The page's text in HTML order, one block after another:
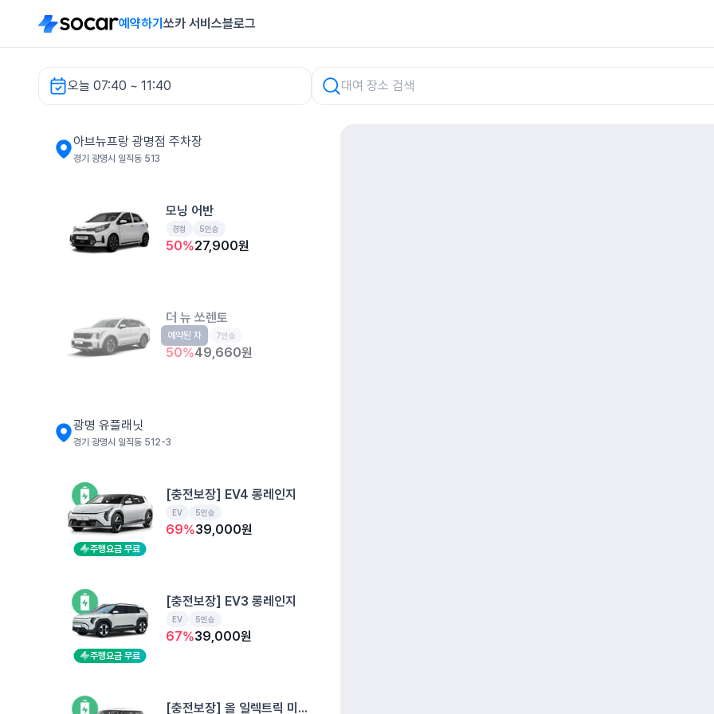
예약하기 쏘카 서비스블로그
오늘 07:40 ~ 11:40
아브뉴프랑 광명점 주차장 렌터카
아브뉴프랑 광명점 주차장
경기 광명시 일직동 513
모닝 어반
경형 5인승
50%27,900원
더 뉴 쏘렌토
중형SUV 7인승
50%49,660원
예약된 차
광명 유플래닛
경기 광명시 일직동 512-3
주행요금 무료
[충전보장] EV4 롱레인지
EV 5인승
69%39,000원
주행요금 무료
[충전보장] EV3 롱레인지
EV 5인승
67%39,000원
[충전보장] 올 일렉트릭 미니 쿠퍼